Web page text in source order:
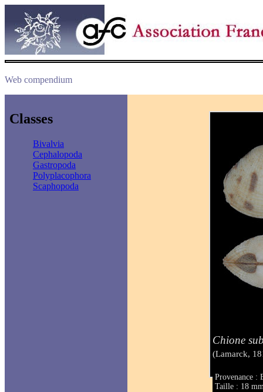
Web compendium
Classes
Bivalvia
Cephalopoda
Gastropoda
Polyplacophora
Scaphopoda
Chione
(Lamarck,
Provenance :
Taille : 18